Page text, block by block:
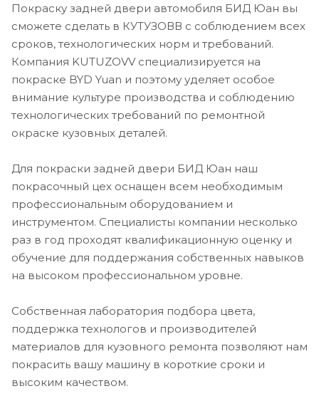
Покраску задней двери автомобиля БИД Юан вы
сможете сделать в КУТУЗОВВ с соблюдением всех
сроков, технологических норм и требований.
Компания KUTUZOVV специализируется на
покраске BYD Yuan и поэтому уделяет особое
внимание культуре производства и соблюдению
технологических требований по ремонтной
окраске кузовных деталей.
Для покраски задней двери БИД Юан наш
покрасочный цех оснащен всем необходимым
профессиональным оборудованием и
инструментом. Специалисты компании несколько
раз в год проходят квалификационную оценку и
обучение для поддержания собственных навыков
на высоком профессиональном уровне.
Собственная лаборатория подбора цвета,
поддержка технологов и производителей
материалов для кузовного ремонта позволяют нам
покрасить вашу машину в короткие сроки и
высоким качеством.